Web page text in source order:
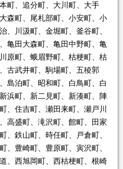
町、追分町、大川町、大手
森町、尾札部町、小安町、小
、川汲町、金堀町、釜谷町、
亀田大森町、亀田中野町、亀
原町、蛾眉野町、桔梗町、桔
古武井町、駒場町、五稜郭
島泊町、昭和町、白鳥町、白
浜町、新二見町、新湊町、陣
、住吉町、瀬田来町、瀬戸川
高盛町、滝沢町、館町、田家
、鉄山町、時任町、戸倉町、
、豊崎町、豊原町、寅沢町、
、西旭岡町、西桔梗町、根崎